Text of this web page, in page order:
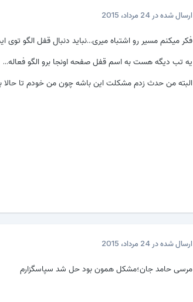
ارسال شده در 24 مرداد، 2015
فکر میکنم مسیر رو اشتباه میری...نباید دنبال قفل الگو توی
یه تب دیگه هست به اسم قفل صفحه اونجا برو الگو فعاله...
البته من حدث زدم مشکلت این باشه چون من خودم تا حالا
ارسال شده در 24 مرداد، 2015
مرسی حامد جان؛مشکل همون بود حل شد سپاسگزارم